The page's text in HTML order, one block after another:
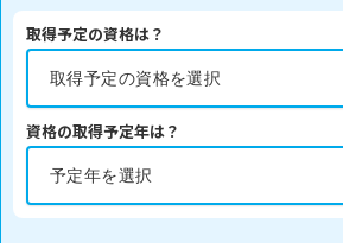
取得予定の資格は？
資格の取得予定年は？